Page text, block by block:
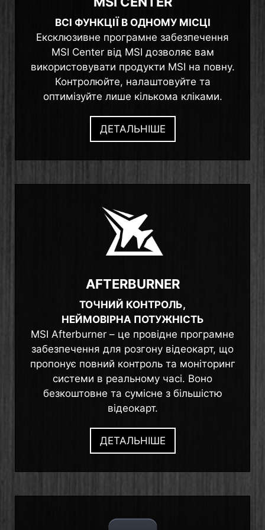
ВСІ ФУНКЦІЇ В ОДНОМУ МІСЦІ
Ексклюзивне програмне забезпечення
MSI Center від MSI дозволяє вам
використовувати продукти MSI на повну.
Контролюйте, налаштовуйте та
оптимізуйте лише кількома кліками.
ДЕТАЛЬНІШЕ
AFTERBURNER
ТОЧНИЙ КОНТРОЛЬ,
НЕЙМОВІРНА ПОТУЖНІСТЬ
MSI Afterburner – це провідне програмне
забезпечення для розгону відеокарт, що
пропонує повний контроль та моніторинг
системи в реальному часі. Воно
безкоштовне та сумісне з більшістю
відеокарт.
ДЕТАЛЬНІШЕ